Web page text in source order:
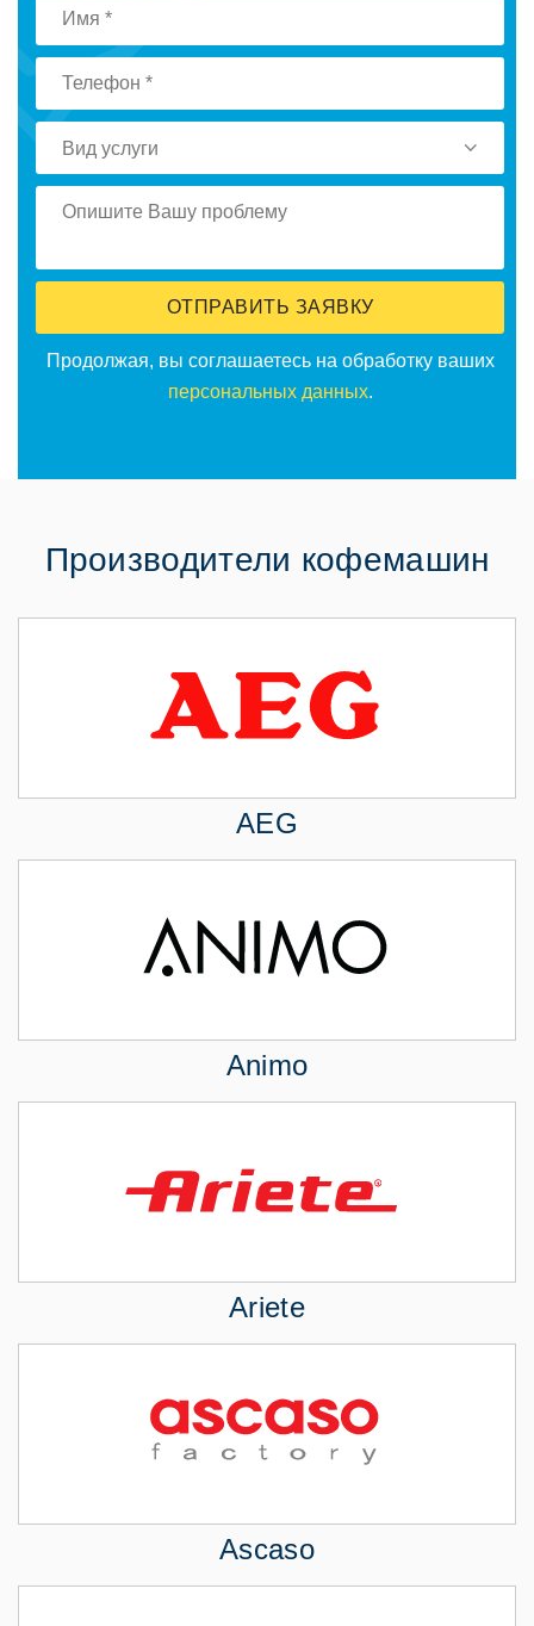
Вид услуги
ОТПРАВИТЬ ЗАЯВКУ
Продолжая, вы соглашаетесь на обработку ваших
персональных данных.
Производители кофемашин
AEG
Animo
Ariete
Ascaso